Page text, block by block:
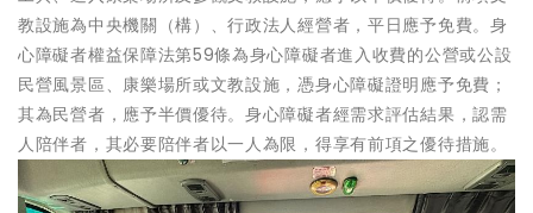
教設施為中央機關（構）、行政法人經營者，平日應予免費。身
心障礙者權益保障法第59條為身心障礙者進入收費的公營或公設
民營風景區、康樂場所或文教設施，憑身心障礙證明應予免費；
其為民營者，應予半價優待。身心障礙者經需求評估結果，認需
人陪伴者，其必要陪伴者以一人為限，得享有前項之優待措施。